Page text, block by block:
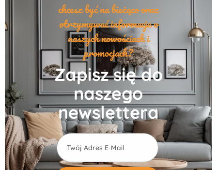
chcesz być na bieżąco oraz
otrzymywać informacje o
naszych nowościach i
promocjach?
Zapisz się do
naszego
newslettera